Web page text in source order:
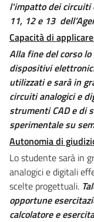
l'impatto dei circuiti
11, 12 e 13
Capacità di
Alla fine del corso
dispositivi
utilizzati e sarà in
circuiti analogici e
strumenti CAD e di
sperimentale su
Autonomia di
Lo studente sarà in
analogici e digitali
scelte progettuali.
opportune
calcolatore e